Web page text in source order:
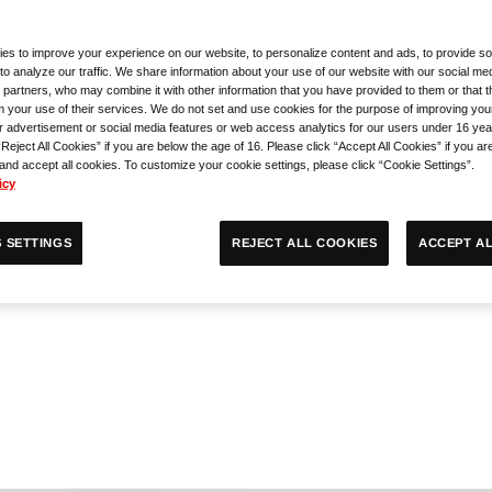
to improve your experience on our website, to personalize content and ads, to provide
analyze our traffic. We share information about your use of our website with our social
who may combine it with other information that you have provided to them or that
your use of their services. We do not set and use cookies for the purpose of improving
advertisement or social media features or web access analytics for our users under 16
All Cookies” if you are below the age of 16. Please click “Accept All Cookies” if you
accept all cookies. To customize your cookie settings, please click “Cookie Settings”.
SETTINGS REJECT ALL COOKIES ACCEPT